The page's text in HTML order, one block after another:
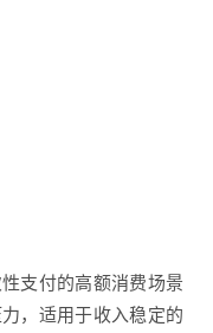
支付的高额消费场景
，适用于收入稳定的